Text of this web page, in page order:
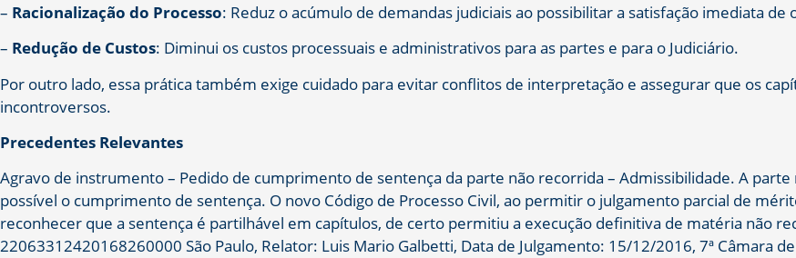
– Racionalização do Processo: Reduz o acúmulo de demandas judiciais ao possibilitar a satisfação imediata
– Redução de Custos: Diminui os custos processuais e administrativos para as partes e para o Judiciário.
Por outro lado, essa prática também exige cuidado para evitar conflitos de interpretação e assegurar que os
incontroversos.
Precedentes Relevantes
Agravo de instrumento – Pedido de cumprimento de sentença da parte não recorrida – Admissibilidade. A
possível o cumprimento de sentença. O novo Código de Processo Civil, ao permitir o julgamento parcial de
reconhecer que a sentença é partilhável em capítulos, de certo permitiu a execução definitiva de matéria não
22063312420168260000 São Paulo, Relator: Luis Mario Galbetti, Data de Julgamento: 15/12/2016, 7ª Câmara